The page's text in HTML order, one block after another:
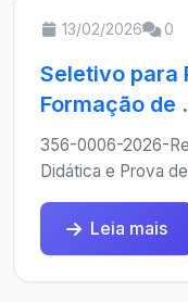
13/02/2026 0
Seletivo para
Formação de
356-0006-2026-
Didática e Prova
Leia mais